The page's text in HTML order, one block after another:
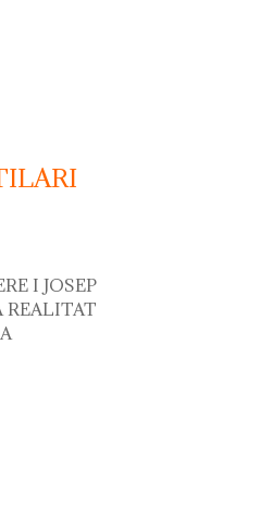
el teu
I JOSEP
REALITAT